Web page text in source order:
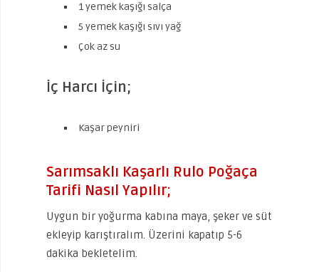
1 yemek kaşığı salça
5 yemek kaşığı sıvı yağ
Çok az su
İç Harcı İçin;
Kaşar peyniri
Sarımsaklı Kaşarlı Rulo Poğaça
Tarifi Nasıl Yapılır;
Uygun bir yoğurma kabına maya, şeker ve süt
ekleyip karıştıralım. Üzerini kapatıp 5-6
dakika bekletelim.